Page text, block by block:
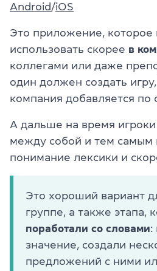
Android/iOS
Это приложение,
использовать скорее в
коллегами или даже
один должен создать
компания добавляется по
А дальше на время
между собой и тем самым
понимание лексики и
Это хороший вариант
группе, а также этапа,
поработали со словами:
значение, создали
предложений с ними